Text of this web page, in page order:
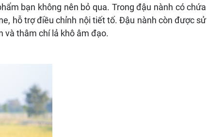
bạn không nên bỏ qua. Trong đậu nành có chứa
hỗ trợ điều chỉnh nội tiết tố. Đậu nành còn được sử
và thâm chí lả khô âm đạo.